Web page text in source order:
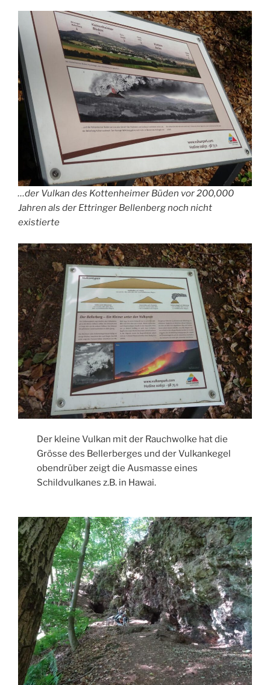
…der Vulkan des Kottenheimer Büden vor 200,000
Jahren als der Ettringer Bellenberg noch nicht
existierte
Der kleine Vulkan mit der Rauchwolke hat die
Grösse des Bellerberges und der Vulkankegel
obendrüber zeigt die Ausmasse eines
Schildvulkanes z.B. in Hawai.